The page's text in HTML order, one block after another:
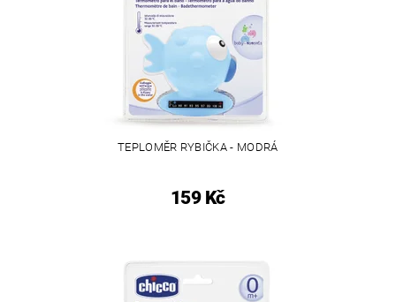
TEPLOMĚR RYBIČKA - MODRÁ
159 Kč